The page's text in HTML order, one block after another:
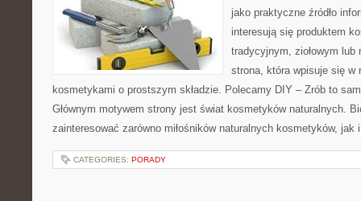
jako praktyczne źródło
interesują się produktem
tradycyjnym, ziołowym lub
strona, która wpisuje się w
kosmetykami o prostszym składzie. Polecamy DIY – Zrób to
Głównym motywem strony jest świat kosmetyków naturalnych.
zainteresować zarówno miłośników naturalnych kosmetyków,
CATEGORIES: PORADY